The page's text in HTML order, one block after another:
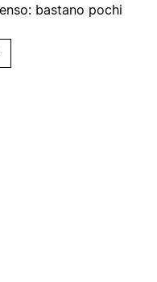
bastano pochi